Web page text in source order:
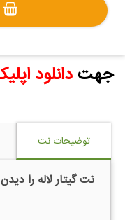
جهتدانلود
توضیحات نت
نت گیتار لاله را